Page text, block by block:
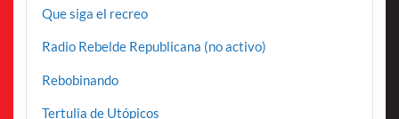
Que siga el recreo
Radio Rebelde Republicana (no activo)
Rebobinando
Tertulia de Utópicos